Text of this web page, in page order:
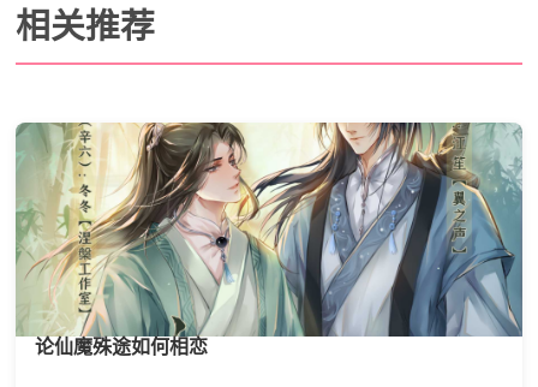
相关推荐
论仙魔殊途如何相恋